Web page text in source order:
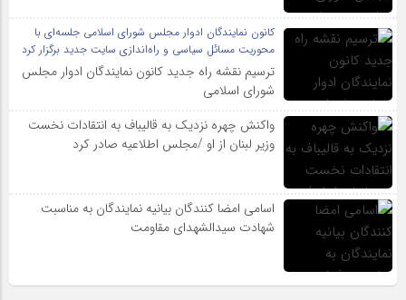
کانون نمایندگان ادوار مجلس شورای اسلامی جلسه‌ای با
محوریت مسائل سیاسی و راه‌اندازی سایت جدید برگزار کرد
ترسیم نقشه راه جدید کانون نمایندگان ادوار مجلس
شورای اسلامی
واکنش چهره نزدیک به قالیباف به انتقادات نخست
وزیر لبنان از او /مجلس اطلاعیه صادر کرد
اسامی امضا کنندگان بیانیه نمایندگان به مناسبت
شهادت سیدالشهدای مقاومت